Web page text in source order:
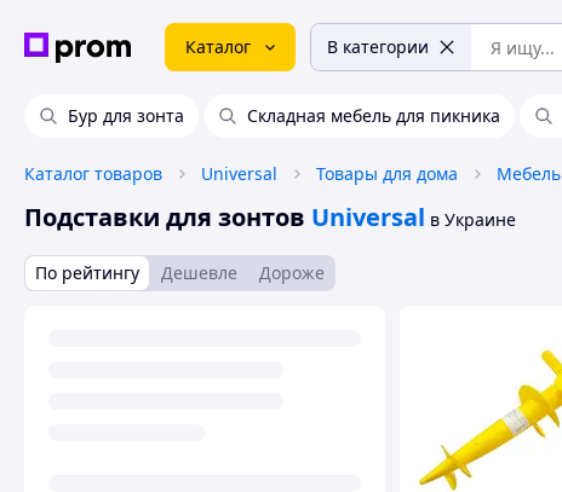
Каталог В категории
Бур для зонта Складная мебель для пикника
Каталог товаров Universal Товары для дома Мебель
Подставки для зонтов Universal в Украине
По рейтингу Дешевле Дороже